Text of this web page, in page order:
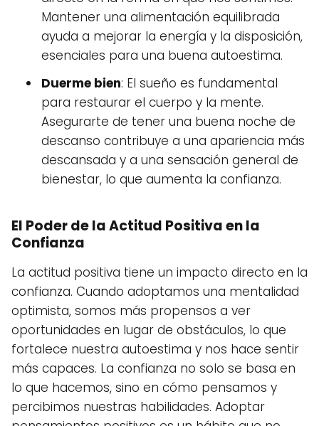
Mantener una alimentación equilibrada
ayuda a mejorar la energía y la disposición,
esenciales para una buena autoestima.
Duerme bien: El sueño es fundamental
para restaurar el cuerpo y la mente.
Asegurarte de tener una buena noche de
descanso contribuye a una apariencia más
descansada y a una sensación general de
bienestar, lo que aumenta la confianza.
El Poder de la Actitud Positiva en la
Confianza
La actitud positiva tiene un impacto directo en la
confianza. Cuando adoptamos una mentalidad
optimista, somos más propensos a ver
oportunidades en lugar de obstáculos, lo que
fortalece nuestra autoestima y nos hace sentir
más capaces. La confianza no solo se basa en
lo que hacemos, sino en cómo pensamos y
percibimos nuestras habilidades. Adoptar